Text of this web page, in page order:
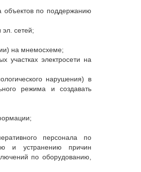
объектов по поддержанию
сетей;
на мнемосхеме;
участках электросети на
нарушения) в
режима и создавать
персонала по
и устранению причин
по оборудованию,